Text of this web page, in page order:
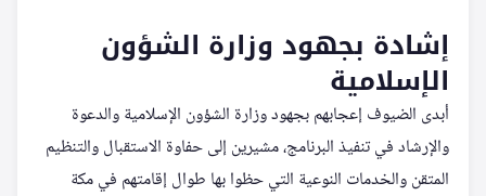
إشادة بجهود وزارة الشؤون
الإسلامية
أبدى الضيوف إعجابهم بجهود وزارة الشؤون الإسلامية والدعوة
والإرشاد في تنفيذ البرنامج، مشيرين إلى حفاوة الاستقبال والتنظيم
المتقن والخدمات النوعية التي حظوا بها طوال إقامتهم في مكة